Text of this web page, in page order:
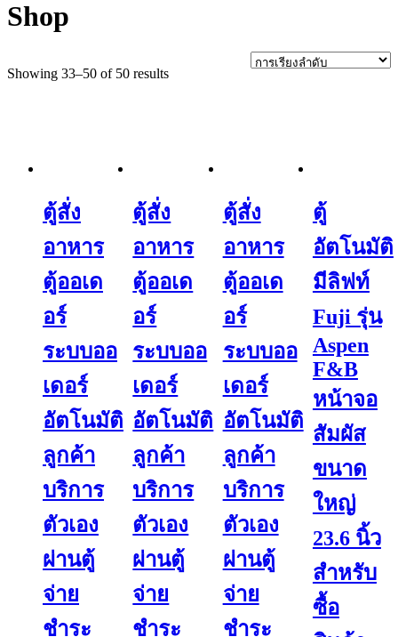
Shop
Showing 33–50 of 50 results
ตู้สั่ง
อาหาร
ตู้ออเด
อร์
ระบบออ
เดอร์
อัตโนมัติ
ลูกค้า
บริการ
ตัวเอง
ผ่านตู้
จ่าย
ชำระ
ตู้สั่ง
อาหาร
ตู้ออเด
อร์
ระบบออ
เดอร์
อัตโนมัติ
ลูกค้า
บริการ
ตัวเอง
ผ่านตู้
จ่าย
ชำระ
ตู้สั่ง
อาหาร
ตู้ออเด
อร์
ระบบออ
เดอร์
อัตโนมัติ
ลูกค้า
บริการ
ตัวเอง
ผ่านตู้
จ่าย
ชำระ
ตู้
อัตโนมัติ
มีลิฟท์
Fuji รุ่น
Aspen
F&B
หน้าจอ
สัมผัส
ขนาด
ใหญ่
23.6 นิ้ว
สำหรับ
ซื้อ